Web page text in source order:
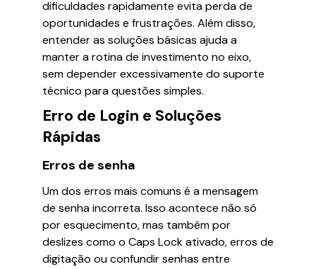
dificuldades rapidamente evita perda de
oportunidades e frustrações. Além disso,
entender as soluções básicas ajuda a
manter a rotina de investimento no eixo,
sem depender excessivamente do suporte
técnico para questões simples.
Erro de Login e Soluções
Rápidas
Erros de senha
Um dos erros mais comuns é a mensagem
de senha incorreta. Isso acontece não só
por esquecimento, mas também por
deslizes como o Caps Lock ativado, erros de
digitação ou confundir senhas entre